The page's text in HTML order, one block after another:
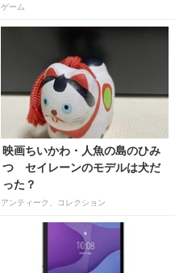
ゲーム
映画ちいかわ・人魚の島のひみ
つ セイレーンのモデルは犬だ
った？
アンティーク、コレクション